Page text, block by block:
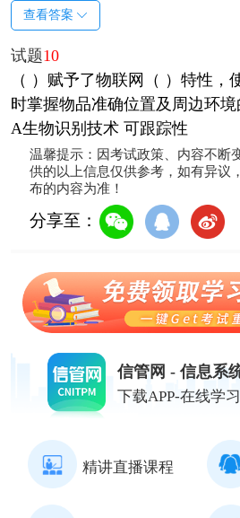
查看答案
试题10
（ ）赋予了物联网（ ）特性，
时掌握物品准确位置及周边环境
A生物识别技术 可跟踪性
温馨提示：因考试政策、内容不断
供的以上信息仅供参考，如有异议
布的内容为准！
分享至：
信管网 - 信息系
下载APP-在线学习
精讲直播课程